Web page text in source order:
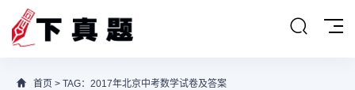
首页 > TAG：2017年北京中考数学试卷及答案